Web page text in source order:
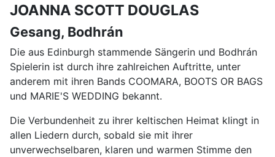
JOANNA SCOTT DOUGLAS
Gesang, Bodhrán
Die aus Edinburgh stammende Sängerin und Bodhrán
Spielerin ist durch ihre zahlreichen Auftritte, unter
anderem mit ihren Bands COOMARA, BOOTS OR BAGS
und MARIE'S WEDDING bekannt.
Die Verbundenheit zu ihrer keltischen Heimat klingt in
allen Liedern durch, sobald sie mit ihrer
unverwechselbaren, klaren und warmen Stimme den